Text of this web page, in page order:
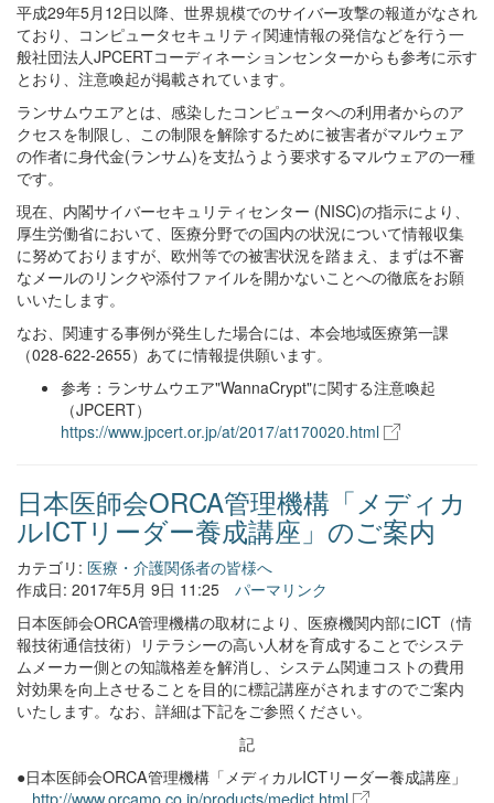
平成29年5月12日以降、世界規模でのサイバー攻撃の報道がなされ
ており、コンピュータセキュリティ関連情報の発信などを行う一
般社団法人JPCERTコーディネーションセンターからも参考に示す
とおり、注意喚起が掲載されています。
ランサムウエアとは、感染したコンピュータへの利用者からのア
クセスを制限し、この制限を解除するために被害者がマルウェア
の作者に身代金(ランサム)を支払うよう要求するマルウェアの一種
です。
現在、内閣サイバーセキュリティセンター (NISC)の指示により、
厚生労働省において、医療分野での国内の状況について情報収集
に努めておりますが、欧州等での被害状況を踏まえ、まずは不審
なメールのリンクや添付ファイルを開かないことへの徹底をお願
いいたします。
なお、関連する事例が発生した場合には、本会地域医療第一課
（028-622-2655）あてに情報提供願います。
参考：ランサムウエア"WannaCrypt"に関する注意喚起
（JPCERT）
https://www.jpcert.or.jp/at/2017/at170020.html
日本医師会ORCA管理機構「メディカ
ルICTリーダー養成講座」のご案内
カテゴリ: 医療・介護関係者の皆様へ
作成日: 2017年5月 9日 11:25
パーマリンク
日本医師会ORCA管理機構の取材により、医療機関内部にICT（情
報技術通信技術）リテラシーの高い人材を育成することでシステ
ムメーカー側との知識格差を解消し、システム関連コストの費用
対効果を向上させることを目的に標記講座がされますのでご案内
いたします。 なお、詳細は下記をご参照ください。
記
●日本医師会ORCA管理機構 「メディカルICTリーダー養成講座」
http://www.orcamo.co.jp/products/medict.html